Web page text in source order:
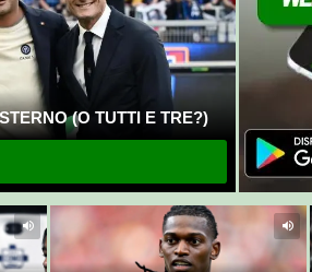
(O TUTTI E TRE?)